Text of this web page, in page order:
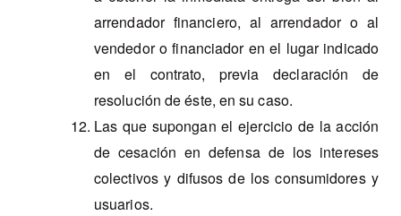
arrendador financiero, al arrendador o al
vendedor o financiador en el lugar indicado
en el contrato, previa declaración de
resolución de éste, en su caso.
Las que supongan el ejercicio de la acción
de cesación en defensa de los intereses
colectivos y difusos de los consumidores y
usuarios.